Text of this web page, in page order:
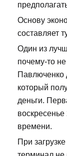
Основу
составляет
Один из
почему-то
Павлюченко
который
деньги.
времени.
При